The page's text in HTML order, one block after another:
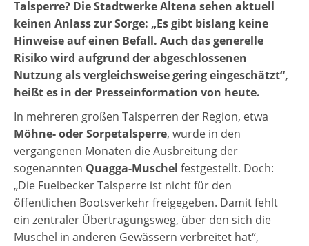
Talsperre? Die Stadtwerke Altena sehen aktuell
keinen Anlass zur Sorge: „Es gibt bislang keine
Hinweise auf einen Befall. Auch das generelle
Risiko wird aufgrund der abgeschlossenen
Nutzung als vergleichsweise gering eingeschätzt“,
heißt es in der Presseinformation von heute.
In mehreren großen Talsperren der Region, etwa
Möhne- oder Sorpetalsperre, wurde in den
vergangenen Monaten die Ausbreitung der
sogenannten Quagga-Muschel festgestellt. Doch:
„Die Fuelbecker Talsperre ist nicht für den
öffentlichen Bootsverkehr freigegeben. Damit fehlt
ein zentraler Übertragungsweg, über den sich die
Muschel in anderen Gewässern verbreitet hat“,